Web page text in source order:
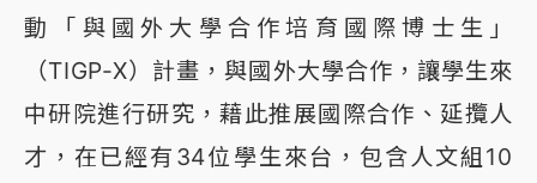
動「與國外大學合作培育國際博士生」
（TIGP-X）計畫，與國外大學合作，讓學生來
中研院進行研究，藉此推展國際合作、延攬人
才，在已經有34位學生來台，包含人文組10